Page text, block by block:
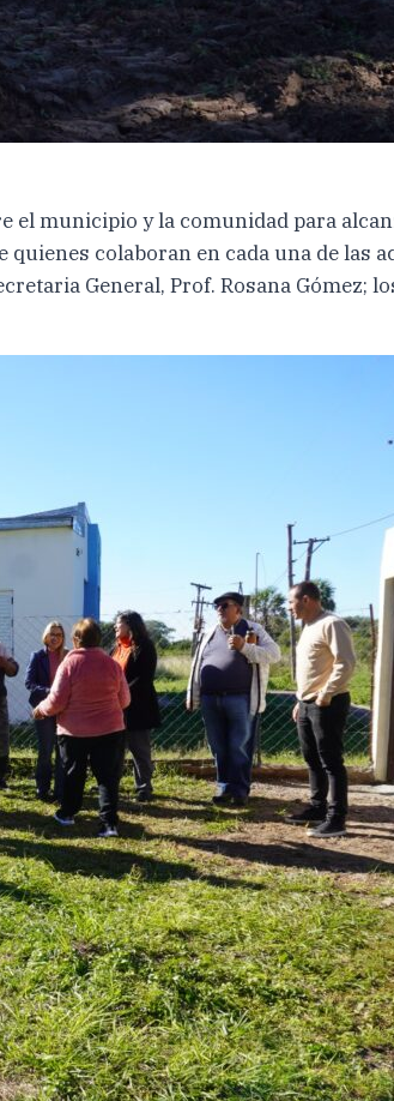
municipio y la comunidad para
colaboran en cada una de las
General, Prof. Rosana Gómez;